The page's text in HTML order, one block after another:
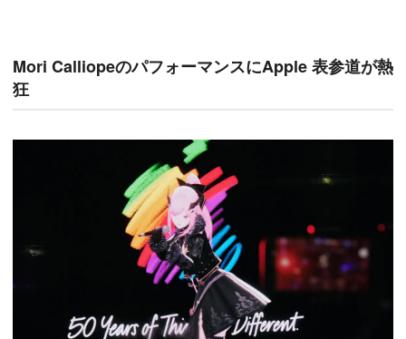
Mori CalliopeのパフォーマンスにApple 表参道が熱
狂